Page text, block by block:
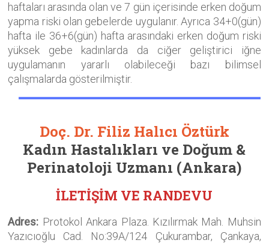
haftaları arasında olan ve 7 gün içerisinde erken doğum
yapma riski olan gebelerde uygulanır. Ayrıca 34+0(gün)
hafta ile 36+6(gün) hafta arasındaki erken doğum riski
yüksek gebe kadınlarda da ciğer geliştirici iğne
uygulamanın yararlı olabileceği bazı bilimsel
çalışmalarda gösterilmiştir.
Doç. Dr. Filiz Halıcı Öztürk
Kadın Hastalıkları ve Doğum &
Perinatoloji Uzmanı (Ankara)
İLETİŞİM VE RANDEVU
Adres: Protokol Ankara Plaza. Kızılırmak Mah. Muhsin
Yazıcıoğlu Cad. No:39A/124 Çukurambar, Çankaya,